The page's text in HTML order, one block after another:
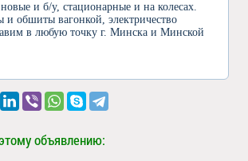
и б/у, стационарные и на колесах.
и обшиты вагонкой, электричество
в любую точку г. Минска и Минской
объявлению: